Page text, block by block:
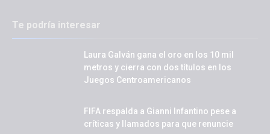
Te podría interesar
Laura Galván gana el oro en los 10 mil
metros y cierra con dos títulos en los
Juegos Centroamericanos
FIFA respalda a Gianni Infantino pese a
críticas y llamados para que renuncie